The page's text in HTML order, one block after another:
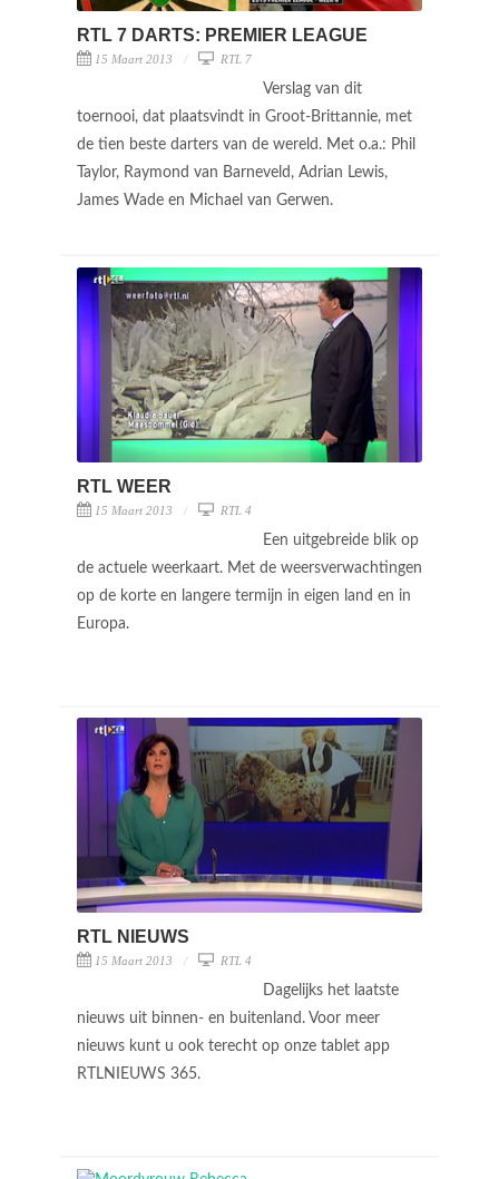
RTL 7 DARTS: PREMIER LEAGUE
15 Maart 2013 RTL 7
Verslag van dit
toernooi, dat plaatsvindt in Groot-Brittannie, met
de tien beste darters van de wereld. Met o.a.: Phil
Taylor, Raymond van Barneveld, Adrian Lewis,
James Wade en Michael van Gerwen.
RTL WEER
15 Maart 2013 RTL 4
Een uitgebreide blik op
de actuele weerkaart. Met de weersverwachtingen
op de korte en langere termijn in eigen land en in
Europa.
RTL NIEUWS
15 Maart 2013 RTL 4
Dagelijks het laatste
nieuws uit binnen- en buitenland. Voor meer
nieuws kunt u ook terecht op onze tablet app
RTLNIEUWS 365.